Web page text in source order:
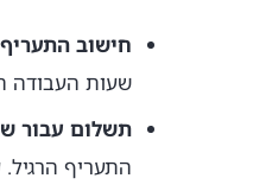
חישוב
שעות העבודה
תשלום עבור
התעריף הרגיל.